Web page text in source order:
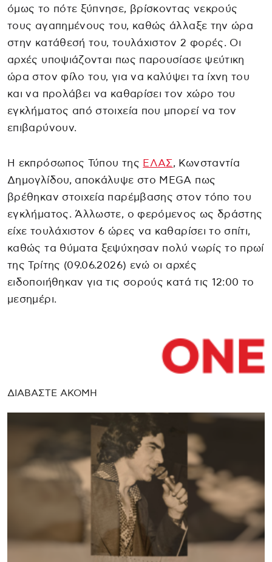
όμως το πότε ξύπνησε, βρίσκοντας νεκρούς
τους αγαπημένους του, καθώς άλλαξε την ώρα
στην κατάθεσή του, τουλάχιστον 2 φορές. Οι
αρχές υποψιάζονται πως παρουσίασε ψεύτικη
ώρα στον φίλο του, για να καλύψει τα ίχνη του
και να προλάβει να καθαρίσει τον χώρο του
εγκλήματος από στοιχεία που μπορεί να τον
επιβαρύνουν.
Η εκπρόσωπος Τύπου της ΕΛΑΣ, Κωνσταντία
Δημογλίδου, αποκάλυψε στο MEGA πως
βρέθηκαν στοιχεία παρέμβασης στον τόπο του
εγκλήματος. Άλλωστε, ο φερόμενος ως δράστης
είχε τουλάχιστον 6 ώρες να καθαρίσει το σπίτι,
καθώς τα θύματα ξεψύχησαν πολύ νωρίς το πρωί
της Τρίτης (09.06.2026) ενώ οι αρχές
ειδοποιήθηκαν για τις σορούς κατά τις 12:00 το
μεσημέρι.
ΔΙΑΒΑΣΤΕ ΑΚΟΜΗ